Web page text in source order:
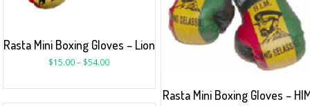
Rasta Mini Boxing Gloves – Lion
$15.00– $54.00
Rasta Mini Boxing Gloves –